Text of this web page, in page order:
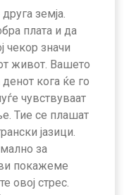
земја.
плата и да
чекор значи
живот. Вашето
кога ќе го
чувствуваат
Тие се плашат
јазици.
за
покажеме
овој стрес.